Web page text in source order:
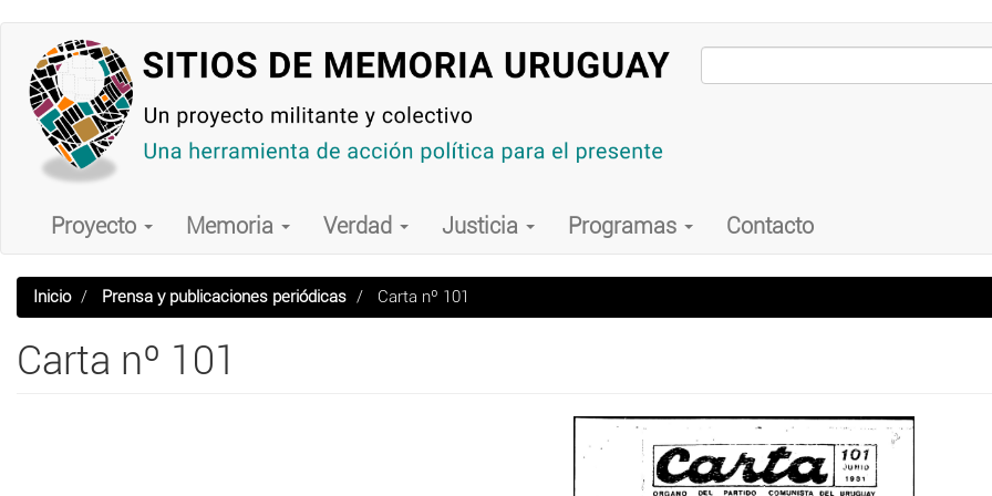
contenido
principal
Main
navigation
Proyecto Memoria Verdad Justicia Programas Contacto
Inicio Prensa y publicaciones periódicas Carta nº 101
Carta nº 101